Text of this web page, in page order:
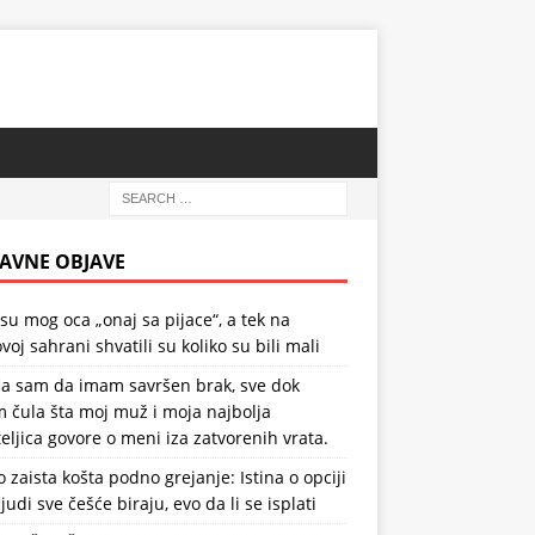
OBJAVE
mog oca „onaj sa pijace“, a tek na
sahrani shvatili su koliko su bili mali
sam da imam savršen brak, sve dok
čula šta moj muž i moja najbolja
govore o meni iza zatvorenih vrata.
zaista košta podno grejanje: Istina o opciji
sve češće biraju, evo da li se isplati